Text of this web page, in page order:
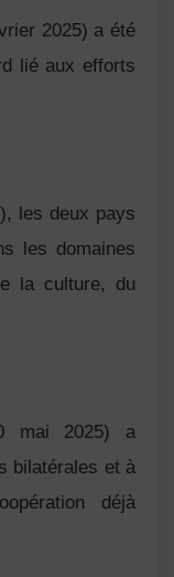
2025) a été
lié aux efforts
les deux pays
les domaines
la culture, du
mai 2025) a
bilatérales et à
déjà